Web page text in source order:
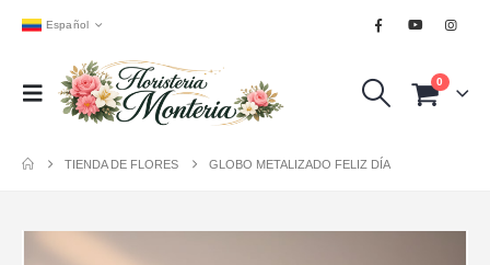
Español
0
TIENDA DE FLORES GLOBO METALIZADO FELIZ DÍA